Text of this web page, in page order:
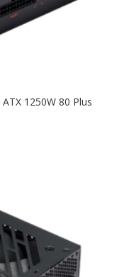
1250W 80 Plus